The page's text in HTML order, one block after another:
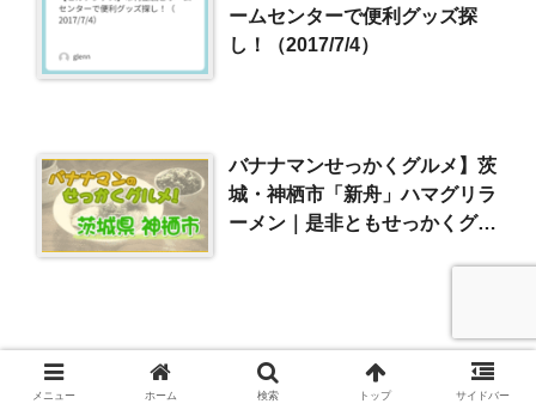
ームセンターで便利グッズ探
し！（2017/7/4）
バナナマンせっかくグルメ】茨
城・神栖市「新舟」ハマグリラ
ーメン｜是非ともせっかくグル
メニュー ホーム 検索 トップ サイドバー